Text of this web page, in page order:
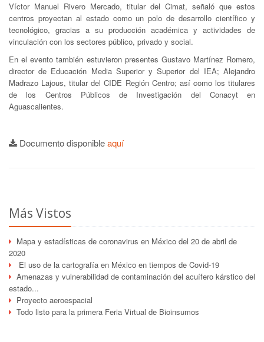
Víctor Manuel Rivero Mercado, titular del Cimat, señaló que estos
centros proyectan al estado como un polo de desarrollo científico y
tecnológico, gracias a su producción académica y actividades de
vinculación con los sectores público, privado y social.
En el evento también estuvieron presentes Gustavo Martínez Romero,
director de Educación Media Superior y Superior del IEA; Alejandro
Madrazo Lajous, titular del CIDE Región Centro; así como los titulares
de los Centros Públicos de Investigación del Conacyt en
Aguascalientes.
Documento disponibleaquí
Más Vistos
Mapa y estadísticas de coronavirus en México del 20 de abril de
2020
El uso de la cartografía en México en tiempos de Covid-19
Amenazas y vulnerabilidad de contaminación del acuífero kárstico del
estado...
Proyecto aeroespacial
Todo listo para la primera Feria Virtual de Bioinsumos